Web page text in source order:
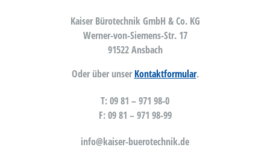
Kaiser Bürotechnik GmbH & Co. KG
Werner-von-Siemens-Str. 17
91522 Ansbach
Oder über unserKontaktformular.
T: 09 81 – 971 98-0
F: 09 81 – 971 98-99
info@kaiser-buerotechnik.de